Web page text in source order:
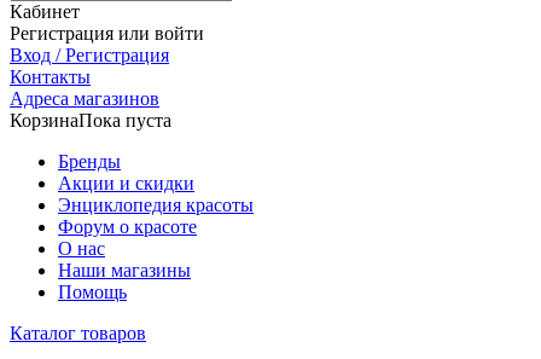
Кабинет
Регистрация или войти
Вход / Регистрация
Контакты
Адреса магазинов
КорзинаПока пуста
Бренды
Акции и скидки
Энциклопедия красоты
Форум о красоте
О нас
Наши магазины
Помощь
Каталог товаров